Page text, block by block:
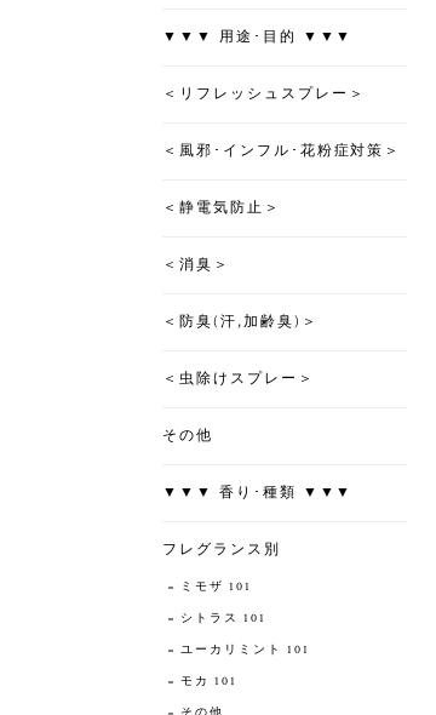
▼▼▼ 用途･目的 ▼▼▼
＜リフレッシュスプレー＞
＜風邪･インフル･花粉症対策＞
＜静電気防止＞
＜消臭＞
＜防臭(汗,加齢臭)＞
＜虫除けスプレー＞
その他
▼▼▼ 香り･種類 ▼▼▼
フレグランス別
ミモザ 101
シトラス 101
ユーカリミント 101
モカ 101